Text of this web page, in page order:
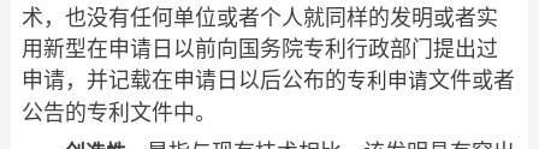
术，也没有任何单位或者个人就同样的发明或者实
用新型在申请日以前向国务院专利行政部门提出过
申请，并记载在申请日以后公布的专利申请文件或者
公告的专利文件中。